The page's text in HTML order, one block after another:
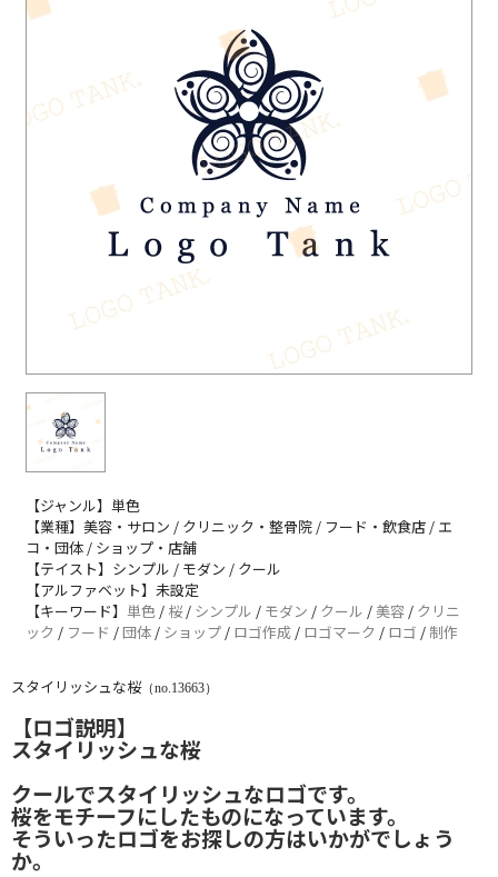
【ジャンル】単色
【業種】美容・サロン / クリニック・整骨院 / フード・飲食店 / エ
コ・団体 / ショップ・店舗
【テイスト】シンプル / モダン / クール
【アルファベット】未設定
【キーワード】 単色 / 桜/ シンプル / モダン / クール /美容 / クリニ
ック / フード /団体 / ショップ / ロゴ作成 / ロゴマーク / ロゴ / 制作
スタイリッシュな桜（no.13663）
【ロゴ説明】
スタイリッシュな桜
クールでスタイリッシュなロゴです。
桜をモチーフにしたものになっています。
そういったロゴをお探しの方はいかがでしょう
か。